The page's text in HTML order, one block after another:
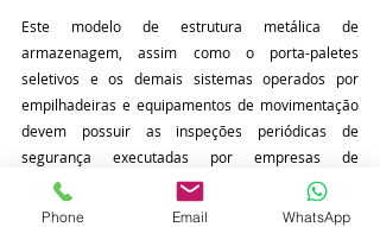
Este modelo de estrutura metálica de
armazenagem, assim como o porta-paletes
seletivos e os demais sistemas operados por
empilhadeiras e equipamentos de movimentação
devem possuir as inspeções periódicas de
segurança executadas por empresas de
Engenharia habilitadas e especializadas em
sistemas de armazenagem.
Phone Email WhatsApp